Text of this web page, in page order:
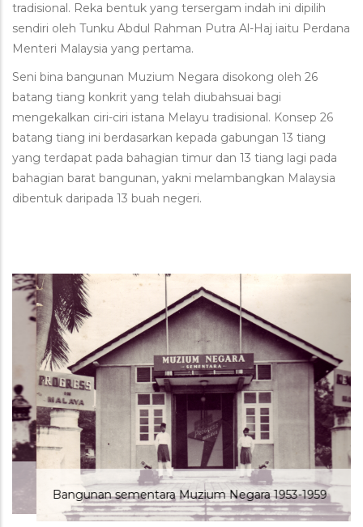
tradisional. Reka bentuk yang tersergam indah ini dipilih
sendiri oleh Tunku Abdul Rahman Putra Al-Haj iaitu Perdana
Menteri Malaysia yang pertama.
Seni bina bangunan Muzium Negara disokong oleh 26
batang tiang konkrit yang telah diubahsuai bagi
mengekalkan ciri-ciri istana Melayu tradisional. Konsep 26
batang tiang ini berdasarkan kepada gabungan 13 tiang
yang terdapat pada bahagian timur dan 13 tiang lagi pada
bahagian barat bangunan, yakni melambangkan Malaysia
dibentuk daripada 13 buah negeri.
Bangunan sementara Muzium Negara 1953-1959